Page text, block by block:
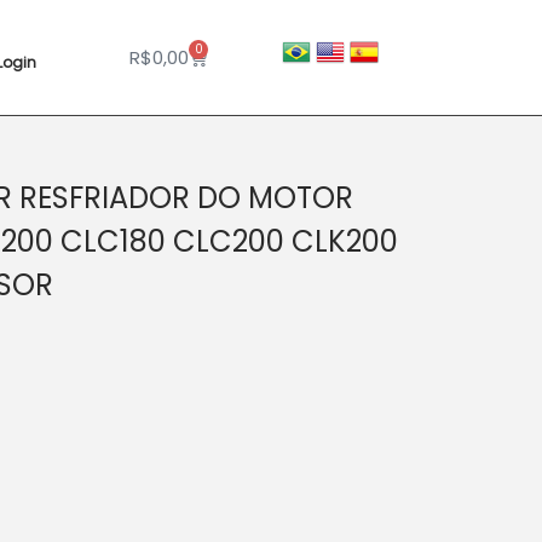
R$0,00 0
RESFRIADOR DO MOTOR
CLC180 CLC200 CLK200